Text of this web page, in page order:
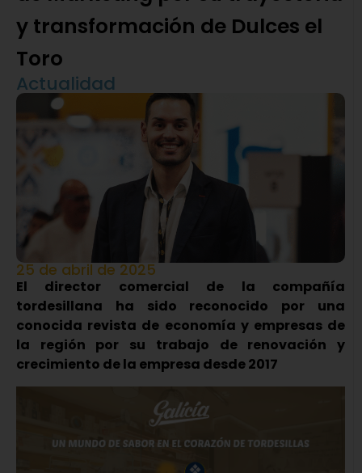
y transformación de Dulces el
Toro
Actualidad
25 de abril de 2025
El director comercial de la compañía
tordesillana ha sido reconocido por una
conocida revista de economía y empresas de
la región por su trabajo de renovación y
crecimiento de la empresa desde 2017